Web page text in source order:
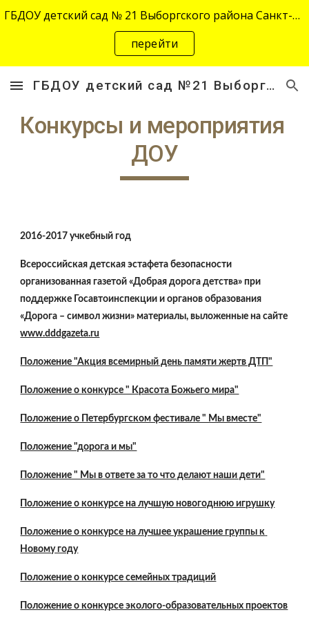
Skip to main content Skip to navigation
ГБДОУ детский сад № 21 Выборгского района Санкт-Петербурга переехал на новый адрес "site-2645.siteedu.ru".
перейти
ГБДОУ детский сад №21 Выборгского района Санкт-Петербурга
Конкурсы и мероприятия
ДОУ
2016-2017 учкебный год
Всероссийская детская эстафета безопасности
организованная газетой «Добрая дорога детства» при
поддержке Госавтоинспекции и органов образования
«Дорога – символ жизни» материалы, выложенные на сайте
www.dddgazeta.ru
Положение "Акция всемирный день памяти жертв ДТП"
Положение о конкурсе " Красота Божьего мира"
Положение о Петербургском фестивале " Мы вместе"
Положение "дорога и мы"
Положение " Мы в ответе за то что делают наши дети"
Положение о конкурсе на лучшую новогоднюю игрушку
Положение о конкурсе на лучшее украшение группы к
Новому году
Положение о конкурсе семейных традиций
Положение о конкурсе эколого-образовательных проектов